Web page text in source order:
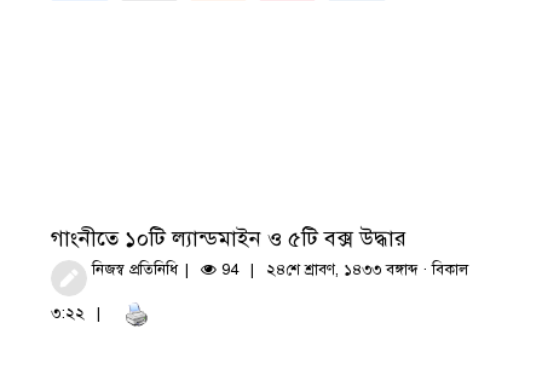
গাংনীতে ১০টি ল্যান্ডমাইন ও ৫টি বক্স উদ্ধার
নিজস্ব প্রতিনিধি 94 ২৪শে শ্রাবণ, ১৪৩৩ বঙ্গাব্দ · বিকাল
৩:২২